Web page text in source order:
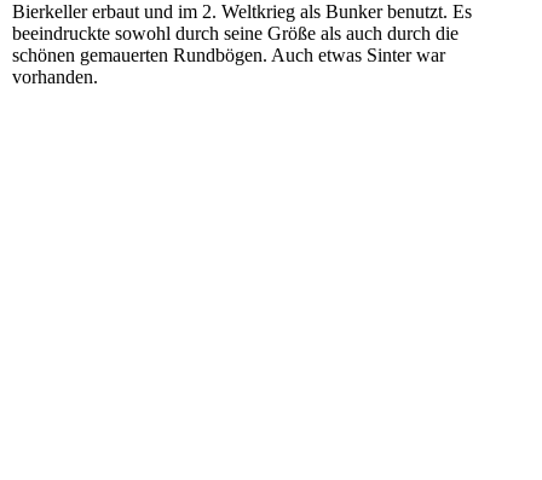
Bierkeller erbaut und im 2. Weltkrieg als Bunker benutzt. Es
beeindruckte sowohl durch seine Größe als auch durch die
schönen gemauerten Rundbögen. Auch etwas Sinter war
vorhanden.